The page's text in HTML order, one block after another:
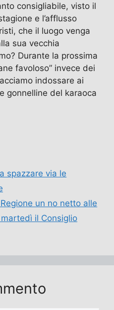
consigliabile, visto il
e l’afflusso
che il luogo venga
sua vecchia
Durante la prossima
favoloso” invece dei
indossare ai
gonnelline del karaoca
spazzare via le
un no netto alle
il Consiglio